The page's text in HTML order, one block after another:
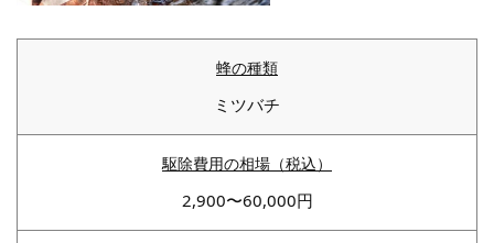
ミツバチ
2,900〜60,000円